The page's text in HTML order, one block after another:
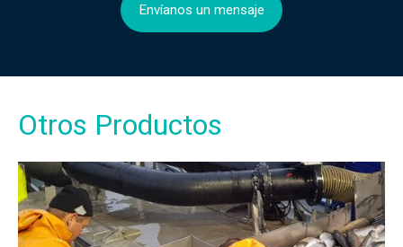
Envíanos un mensaje
Otros Productos